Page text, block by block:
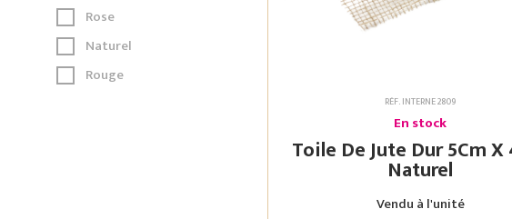
Rose
Naturel
Rouge
RÉF. INTERNE 2809
En stock
Toile De Jute Dur 5Cm X 40M
Naturel
Vendu à l'unité